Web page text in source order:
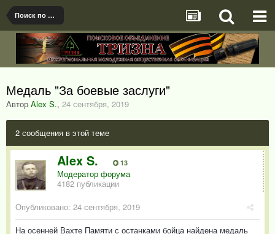
Поиск по наградам
Медаль "За боевые заслуги"
Автор Alex S., 24 сентября, 2019
2 сообщения в этой теме
Alex S. 13
Модератор форума
4182 публикации
Опубликовано: 24 сентября, 2019
На осенней Вахте Памяти с останками бойца найдена медаль